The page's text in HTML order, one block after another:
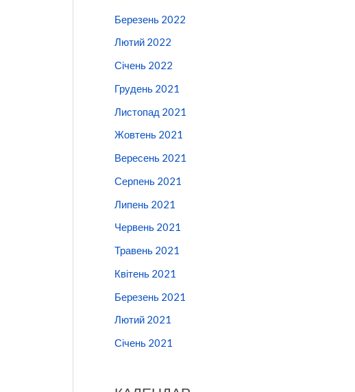
Березень 2022
Лютий 2022
Січень 2022
Грудень 2021
Листопад 2021
Жовтень 2021
Вересень 2021
Серпень 2021
Липень 2021
Червень 2021
Травень 2021
Квітень 2021
Березень 2021
Лютий 2021
Січень 2021